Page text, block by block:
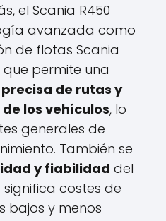
el Scania R450
avanzada como
de flotas Scania
permite una
de rutas y
los vehículos, lo
generales de
También se
y fiabilidad del
significa costes de
bajos y menos